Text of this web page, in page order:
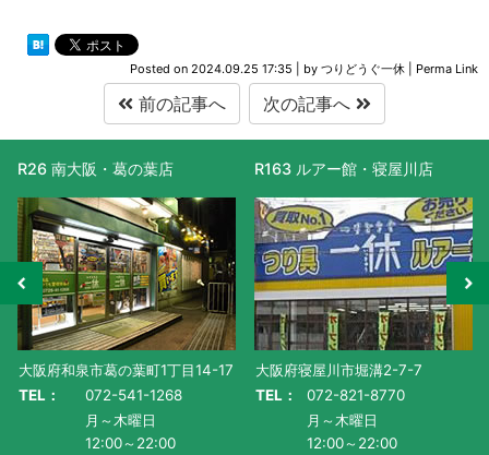
Posted on 2024.09.25 17:35 by つりどうぐ一休 Perma Link
前の記事へ 次の記事へ
R26 南大阪・葛の葉店
大阪府和泉市葛の葉町1丁目14-17
TEL：
072-541-1268
月～木曜日
12:00～22:00
R163 ルアー館・寝屋川店
大阪府寝屋川市堀溝2-7-7
TEL：
072-821-8770
月～木曜日
12:00～22:00